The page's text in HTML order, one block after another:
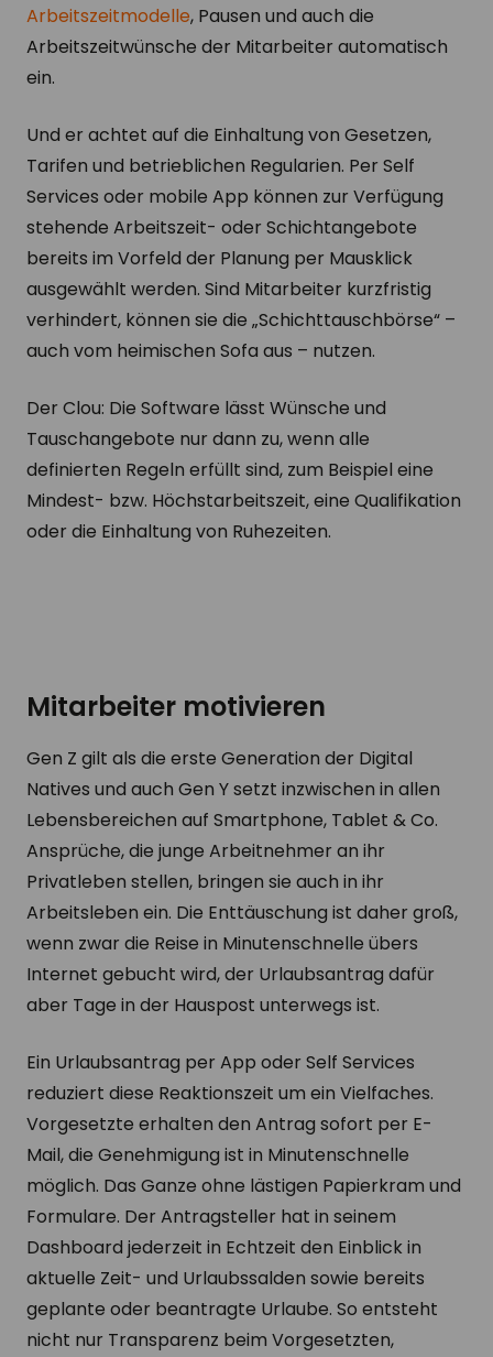
Arbeitszeitmodelle, Pausen und auch die
Arbeitszeitwünsche der Mitarbeiter automatisch
ein.
Und er achtet auf die Einhaltung von Gesetzen,
Tarifen und betrieblichen Regularien. Per Self
Services oder mobile App können zur Verfügung
stehende Arbeitszeit- oder Schichtangebote
bereits im Vorfeld der Planung per Mausklick
ausgewählt werden. Sind Mitarbeiter kurzfristig
verhindert, können sie die „Schichttauschbörse“ –
auch vom heimischen Sofa aus – nutzen.
Der Clou: Die Software lässt Wünsche und
Tauschangebote nur dann zu, wenn alle
definierten Regeln erfüllt sind, zum Beispiel eine
Mindest- bzw. Höchstarbeitszeit, eine Qualifikation
oder die Einhaltung von Ruhezeiten.
Mitarbeiter motivieren
Gen Z gilt als die erste Generation der Digital
Natives und auch Gen Y setzt inzwischen in allen
Lebensbereichen auf Smartphone, Tablet & Co.
Ansprüche, die junge Arbeitnehmer an ihr
Privatleben stellen, bringen sie auch in ihr
Arbeitsleben ein. Die Enttäuschung ist daher groß,
wenn zwar die Reise in Minutenschnelle übers
Internet gebucht wird, der Urlaubsantrag dafür
aber Tage in der Hauspost unterwegs ist.
Ein Urlaubsantrag per App oder Self Services
reduziert diese Reaktionszeit um ein Vielfaches.
Vorgesetzte erhalten den Antrag sofort per E-
Mail, die Genehmigung ist in Minutenschnelle
möglich. Das Ganze ohne lästigen Papierkram und
Formulare. Der Antragsteller hat in seinem
Dashboard jederzeit in Echtzeit den Einblick in
aktuelle Zeit- und Urlaubssalden sowie bereits
geplante oder beantragte Urlaube. So entsteht
nicht nur Transparenz beim Vorgesetzten,